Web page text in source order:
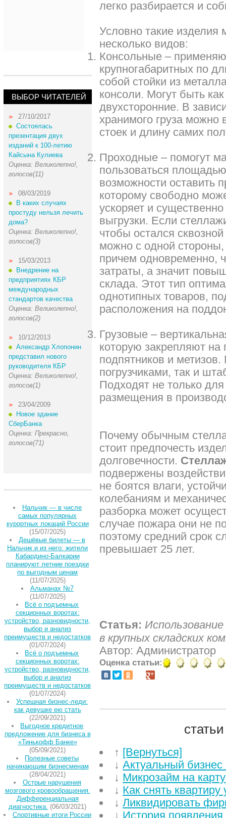
ВЫБОР ЧИТАТЕЛЕЙ
27/10/2017
Состоялась
презентация двух
изданий к 100-летию
Кайсына Кулиева
Оценка: Великолепно!,
голосов(11)
08/03/2019
В каких случаях
простуду нельзя лечить
дома?
Оценка: Великолепно!,
голосов(3)
15/03/2013
Внедрение на
предприятиях КБР
международных
стандартов качества
Оценка: Великолепно!,
голосов(2)
10/12/2013
Александр Хлопонин
представил нового
руководителя КБР
Оценка: Великолепно!,
голосов(1)
23/04/2009
Новое здание
СберБанка
Оценка: Прекрасно,
голосов(71)
Нальчик — в числе
самых популярных
курортных локаций России
(15/07/2025)
Дешёвые билеты — в
Нальчик и из него: жители
Кабардино-Балкарии
планируют летние поездки
по выгодным ценам
(11/07/2025)
Альманах №7
(11/07/2025)
Всё о подъемных
секционных воротах:
устройство, разновидности,
выбор и анализ
преимуществ и недостатков
(01/07/2024)
Всё о подъемных
секционных воротах:
устройство, разновидности,
выбор и анализ
преимуществ и недостатков
(01/07/2024)
Успешная бизнес-леди:
как девушке ею стать
(22/09/2021)
Выгодное кредитное
предложение для бизнеса в
«Тинькофф Банке»
(05/09/2021)
Полезные советы
начинающим бизнесменам
(28/04/2021)
Острые нарушения
мозгового кровообращения.
Дифференциальная
диагностика. (06/03/2021)
Спортивные итоги России
легко разбирается и
Условно такие изделия
несколько видов:
Консольные –
крупногабаритных по
собой стойки из
консоли. Могут быть
двухсторонние. В
хранимого груза можно
стоек и длину самих
Проходные – помогут
пользоваться
возможности оставить
которому свободно
ускоряет и существенно
выгрузки. Если
чтобы остался
можно с одной стороны,
причем одновременно,
затраты, а значит
склада. Этот тип
однотипных товаров,
расположения на
Грузовые –
которую закрепляют
подпятников и
погрузчиками, так и
Подходят не только
размещения в
Почему обычным
стоит предпочесть
долговечности.
подвержены
не боятся влаги,
колебаниям и
разборка может
случае пожара они не
поэтому средний срок
превышает 25 лет.
Статья:
в крупных складских
Автор: Администратор
Оценка статьи:
↑ [Вернуться]
↓Актуальный
↓ Микрозайм на карту
↓ Как снять квартиру
↓Ликвидировать
↓ История